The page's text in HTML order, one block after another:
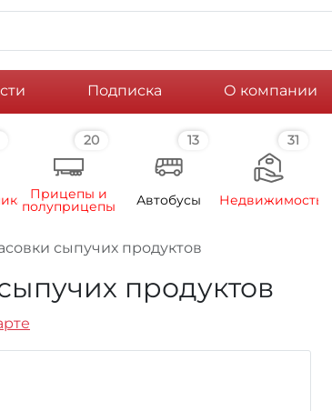
Подписка О компании
20
Прицепы и
полуприцепы
13
Автобусы
31
Недвижимость
сыпучих продуктов
продуктов